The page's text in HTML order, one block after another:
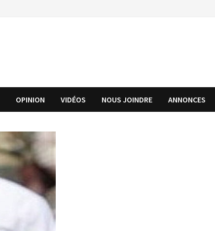
OPINION VIDÉOS NOUS JOINDRE ANNONCES